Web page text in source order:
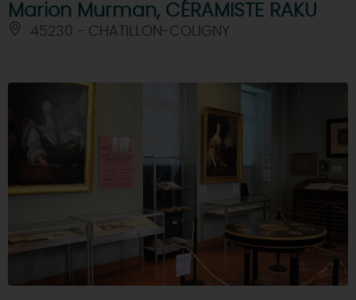
Marion Murman, CÉRAMISTE RAKU
45230 - CHATILLON-COLIGNY